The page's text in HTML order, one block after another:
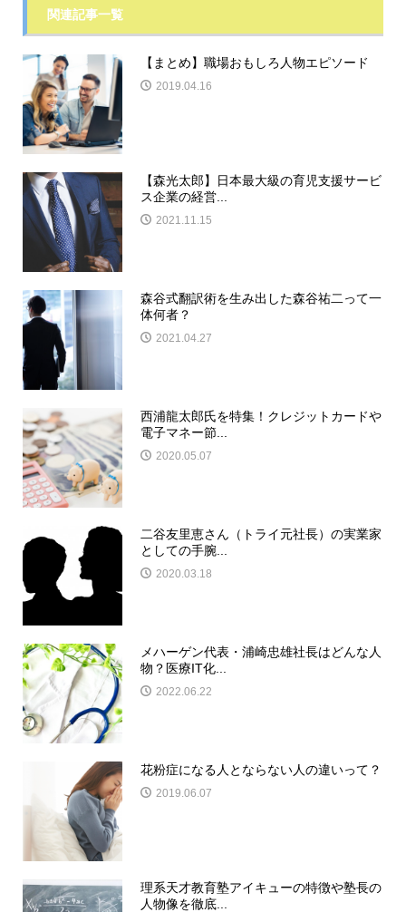
関連記事一覧
【まとめ】職場おもしろ人物エピソード
2019.04.16
【森光太郎】日本最大級の育児支援サービ
ス企業の経営...
2021.11.15
森谷式翻訳術を生み出した森谷祐二って一
体何者？
2021.04.27
西浦龍太郎氏を特集！クレジットカードや
電子マネー節...
2020.05.07
二谷友里恵さん（トライ元社長）の実業家
としての手腕...
2020.03.18
メハーゲン代表・浦崎忠雄社長はどんな人
物？医療IT化...
2022.06.22
花粉症になる人とならない人の違いって？
2019.06.07
理系天才教育塾アイキューの特徴や塾長の
人物像を徹底...